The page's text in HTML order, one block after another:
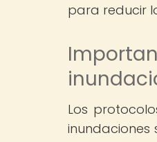
para reducir
Los
inundaciones